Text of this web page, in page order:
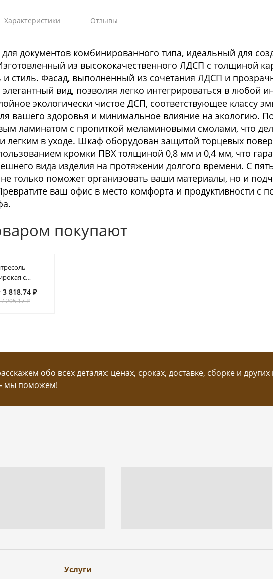
Характеристики Отзывы
документов комбинированного типа, идеальный для
из высококачественного ЛДСП с толщиной
и стиль. Фасад, выполненный из сочетания ЛДСП и
вид, позволяя легко интегрироваться в любой
экологически чистое ДСП, соответствующее классу
вашего здоровья и минимальное влияние на экологию.
ламинатом с пропиткой меламиновыми смолами, что
легким в уходе. Шкаф оборудован защитой торцевых
кромки ПВХ толщиной 0,8 мм и 0,4 мм, что
вида изделия на протяжении долгого времени. С
только поможет организовать ваши материалы, но и
ваш офис в место комфорта и продуктивности с
покупают
с
SA-
3 818.74 ₽
205.17 ₽
обо всех деталях: ценах, сроках, доставке, сборке и
мы поможем!
Услуги